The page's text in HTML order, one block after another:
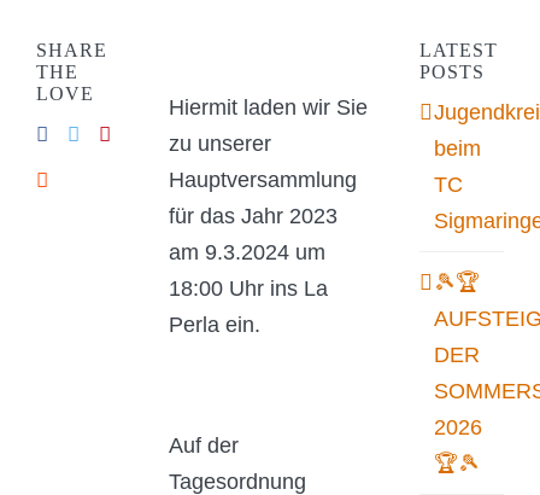
Hiermit laden wir Sie
zu unserer
Hauptversammlung
für das Jahr 2023
am 9.3.2024 um
18:00 Uhr ins La
Perla ein.
Auf der
Tagesordnung
SHARE
THE
LOVE
LATEST
POSTS
beim
TC
🎾🏆
DER
2026
🏆🎾